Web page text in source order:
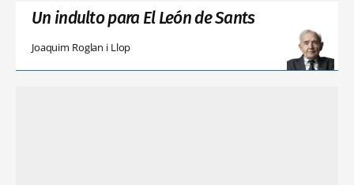
Un indulto para El León de Sants
Joaquim Roglan i Llop